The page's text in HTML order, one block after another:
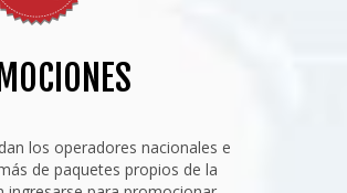
los operadores nacionales e
de paquetes propios de la